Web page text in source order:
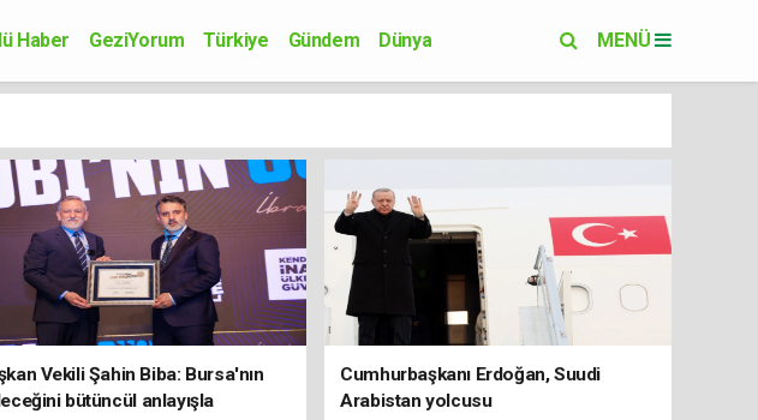
Haber GeziYorum Türkiye Gündem
Dünya
MENÜ
Vekili Şahin Biba: Bursa'nın
bütüncül anlayışla
Cumhurbaşkanı Erdoğan, Suudi
Arabistan yolcusu